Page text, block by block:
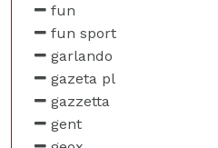
fun
fun sport
garlando
gazeta pl
gazzetta
gent